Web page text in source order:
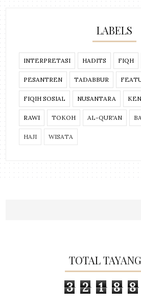
LABELS
INTERPRETASI HADITS FIQH
PESANTREN TADABBUR
FIQIH SOSIAL NUSANTARA
RAWI TOKOH AL-QUR'AN
HAJI WISATA
TOTAL
3 2 1 8 8